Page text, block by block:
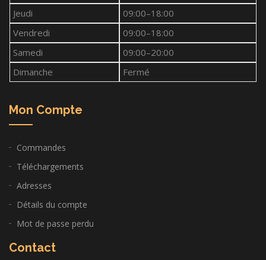
Jeudi
09:00–18:00
Vendredi
09:00–18:00
Samedi
09:00–20:00
Dimanche
Fermé
Mon Compte
Commandes
Téléchargements
Adresses
Détails du compte
Mot de passe perdu
Contact